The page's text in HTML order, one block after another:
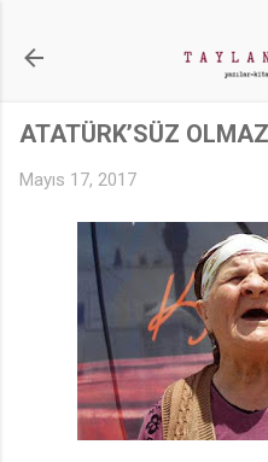
ATATÜRK’SÜZ
Mayıs 17, 2017